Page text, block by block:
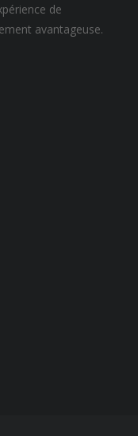
de
avantageuse.